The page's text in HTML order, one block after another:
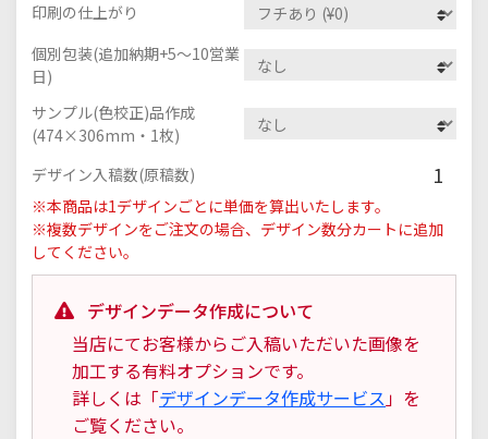
印刷の仕上がり
個別包装(追加納期+5～10営業
日)
サンプル(色校正)品作成
(474×306mm・1枚)
デザイン入稿数(原稿数)
1
※本商品は1デザインごとに単価を算出いたします。
※複数デザインをご注文の場合、デザイン数分カートに追加
してください。
デザインデータ作成について
当店にてお客様からご入稿いただいた画像を
加工する有料オプションです。
詳しくは「デザインデータ作成サービス 」を
ご覧ください。